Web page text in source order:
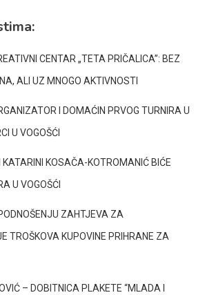
CENTAR „TETA PRIČALICA”: BEZ
ALI UZ MNOGO AKTIVNOSTI
I DOMAĆIN PRVOG TURNIRA U
U VOGOŠĆI
KATARINI KOSAČA-KOTROMANIĆ BIĆE
U VOGOŠĆI
ZAHTJEVA ZA
TROŠKOVA KUPOVINE PRIHRANE ZA
– DOBITNICA PLAKETE “MLADA I